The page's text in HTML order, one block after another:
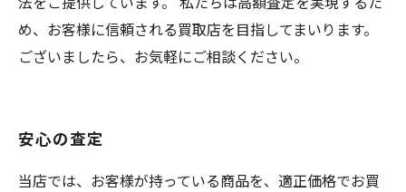
め、お客様に信頼される買取店を目指してまいります。
ございましたら、お気軽にご相談ください。
安心の査定
当店では、お客様が持っている商品を、適正価格でお買